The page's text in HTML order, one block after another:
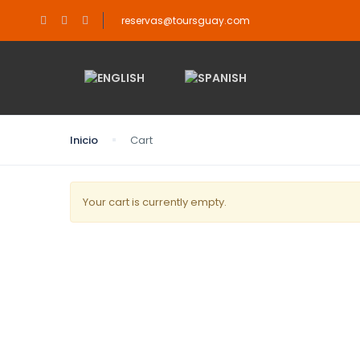
reservas@toursguay.com
Inicio Cart
Your cart is currently empty.